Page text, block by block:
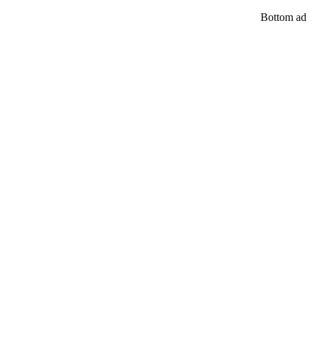
Bottom ad